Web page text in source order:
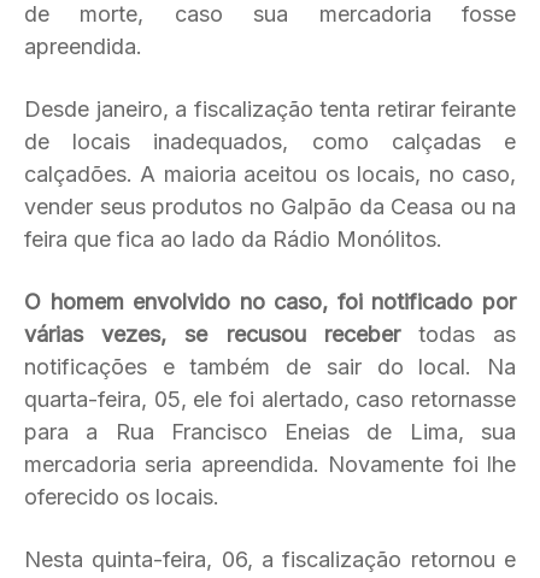
de morte, caso sua mercadoria fosse
apreendida.
Desde janeiro, a fiscalização tenta retirar feirante
de locais inadequados, como calçadas e
calçadões. A maioria aceitou os locais, no caso,
vender seus produtos no Galpão da Ceasa ou na
feira que fica ao lado da Rádio Monólitos.
O homem envolvido no caso, foi notificado por
várias vezes, se recusou recebertodas as
notificações e também de sair do local. Na
quarta-feira, 05, ele foi alertado, caso retornasse
para a Rua Francisco Eneias de Lima, sua
mercadoria seria apreendida. Novamente foi lhe
oferecido os locais.
Nesta quinta-feira, 06, a fiscalização retornou e